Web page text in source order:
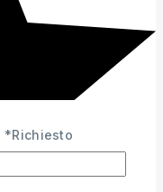
*Richiesto